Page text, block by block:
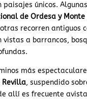
únicos.
de Ordesa y
recorren antiguos
a barrancos,
más
Revilla, suspendido
allí es frecuente